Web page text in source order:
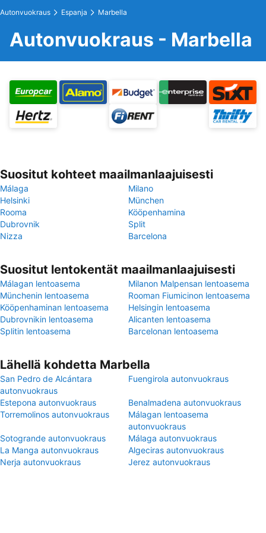
Autonvuokraus Espanja Marbella
Autonvuokraus - Marbella
Suositut kohteet maailmanlaajuisesti
Málaga
Milano
Helsinki
München
Rooma
Kööpenhamina
Dubrovnik
Split
Nizza
Barcelona
Suositut lentokentät maailmanlaajuisesti
Málagan lentoasema
Milanon Malpensan lentoasema
Münchenin lentoasema
Rooman Fiumicinon lentoasema
Kööpenhaminan lentoasema
Helsingin lentoasema
Dubrovnikin lentoasema
Alicanten lentoasema
Splitin lentoasema
Barcelonan lentoasema
Lähellä kohdetta Marbella
San Pedro de Alcántara
autonvuokraus
Fuengirola autonvuokraus
Estepona autonvuokraus
Benalmadena autonvuokraus
Torremolinos autonvuokraus
Málagan lentoasema
autonvuokraus
Sotogrande autonvuokraus
Málaga autonvuokraus
La Manga autonvuokraus
Algeciras autonvuokraus
Nerja autonvuokraus
Jerez autonvuokraus